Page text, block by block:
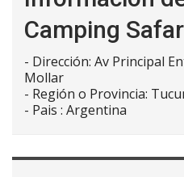
Camping
- Dirección: Av Principal
Mollar
- Región o Provincia:
- Pais : Argentina